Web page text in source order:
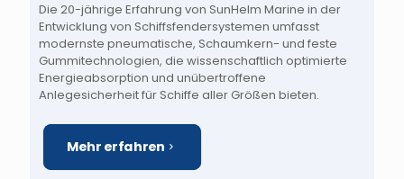
Die 20-jährige Erfahrung von SunHelm Marine in der
Entwicklung von Schiffsfendersystemen umfasst
modernste pneumatische, Schaumkern- und feste
Gummitechnologien, die wissenschaftlich optimierte
Energieabsorption und unübertroffene
Anlegesicherheit für Schiffe aller Größen bieten.
Mehr erfahren